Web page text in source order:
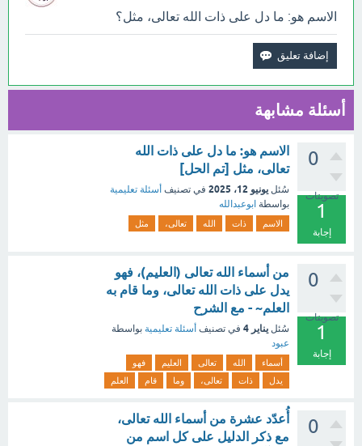
الاسم هو: ما دل على ذات الله تعالى، مثل؟
أسئلة مشابهة
0
تصويتات
1
إجابة
الاسم هو: ما دل على ذات الله
تعالى، مثل [تم الحل]
سُئل يونيو 12، 2025 في تصنيف أسئلة تعليمية
بواسطة ابوعبدالله
الاسم ذات الله تعالى، مثل
0
تصويتات
1
إجابة
من أسماء الله تعالى (العليم)، فهو
يدل على ذات الله تعالى، وما قام به
العلم~ - مع الشرح
سُئل يناير 4 في تصنيف أسئلة تعليمية بواسطة
عبود
أسماء الله تعالى العليم
فهو
يدل
ذات تعالى، وما قام العلم
0
أُعدّد عشرة من أسماء الله تعالى،
مع ذكر الدليل على كل اسم من